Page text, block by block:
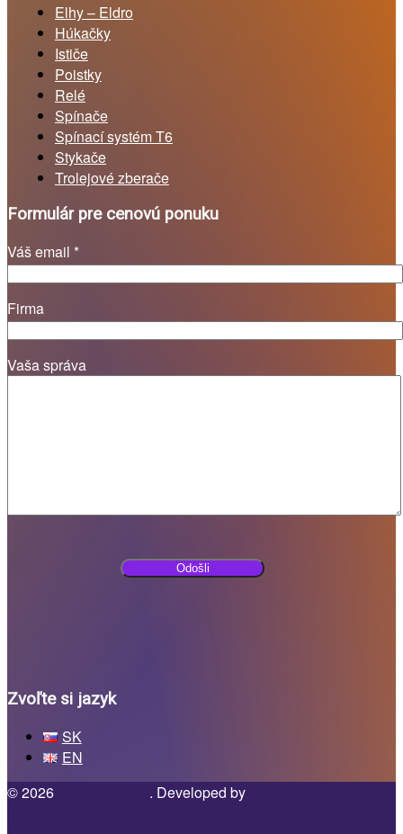
Elhy – Eldro
Húkačky
Ističe
Poistky
Relé
Spínače
Spínací systém T6
Stykače
Trolejové zberače
Formulár pre cenovú ponuku
Váš email *
Firma
Vaša správa
Zvoľte si jazyk
SK
EN
© 2026
. Developed by